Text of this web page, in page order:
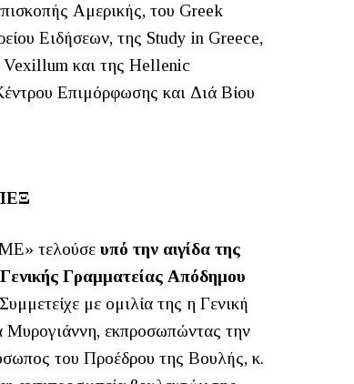
Αμερικής, του Greek
Ειδήσεων, της Study in Greece,
και της Hellenic
Επιμόρφωσης και Διά Βίου
τελούσε υπό την αιγίδα της
Γραμματείας Απόδημου
με ομιλία της η Γενική
εκπροσωπώντας την
του Προέδρου της Βουλής, κ.